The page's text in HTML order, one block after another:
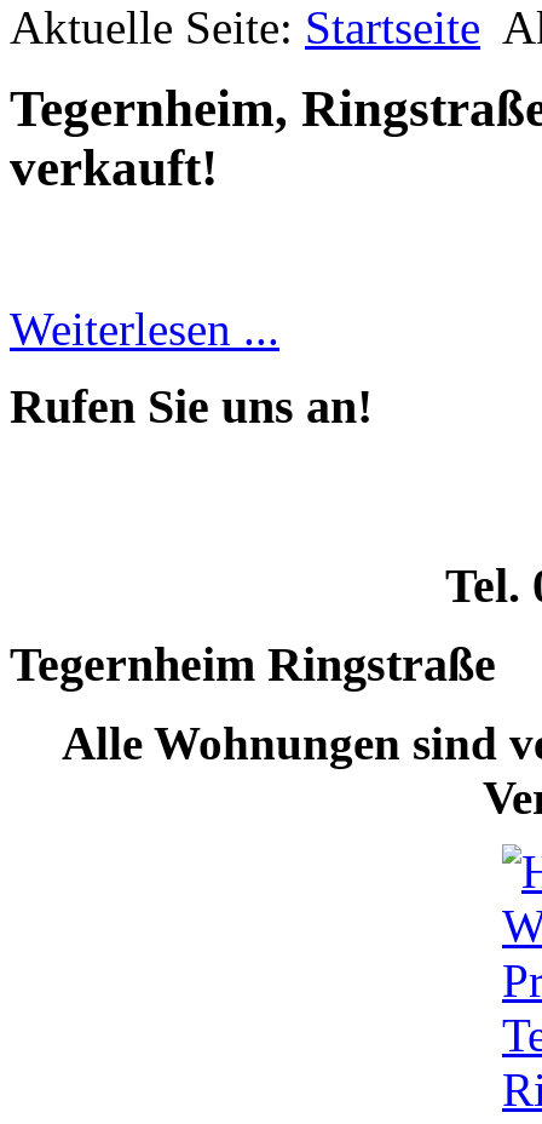
Aktuelle Seite: Startseite
Tegernheim,
verkauft!
Weiterlesen ...
Rufen Sie uns an!
Tel.
Tegernheim Ringstraße
Alle Wohnungen sind